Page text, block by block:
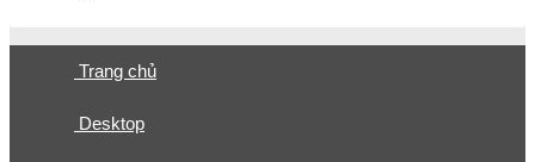
Trang chủ
Desktop